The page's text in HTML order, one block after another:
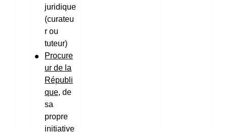
juridique
(curateu
r ou
tuteur)
Procure
ur de la
Républi
que, de
sa
propre
initiative